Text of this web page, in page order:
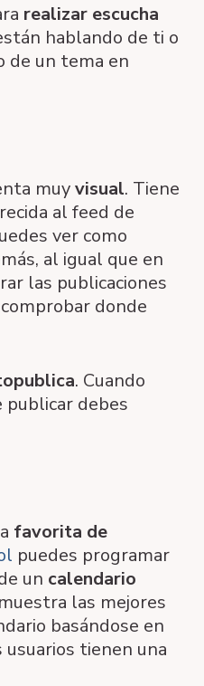
realizar escucha
hablando de ti o
de un tema en
muyvisual. Tiene
al feed de
ver como
al igual que en
las publicaciones
donde
. Cuando
debes
favorita de
puedes programar
un calendario
las mejores
basándose en
tienen una